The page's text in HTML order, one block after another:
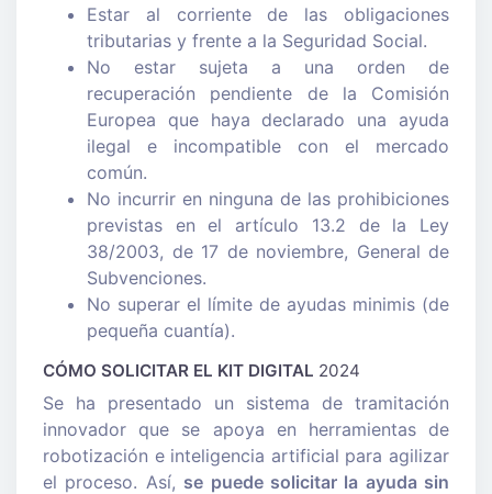
Estar al corriente de las obligaciones
tributarias y frente a la Seguridad Social.
No estar sujeta a una orden de
recuperación pendiente de la Comisión
Europea que haya declarado una ayuda
ilegal e incompatible con el mercado
común.
No incurrir en ninguna de las prohibiciones
previstas en el artículo 13.2 de la Ley
38/2003, de 17 de noviembre, General de
Subvenciones.
No superar el límite de ayudas minimis (de
pequeña cuantía).
CÓMO SOLICITAR EL KIT DIGITAL 2024
Se ha presentado un sistema de tramitación
innovador que se apoya en herramientas de
robotización e inteligencia artificial para agilizar
el proceso. Así, se puede solicitar la ayuda sin